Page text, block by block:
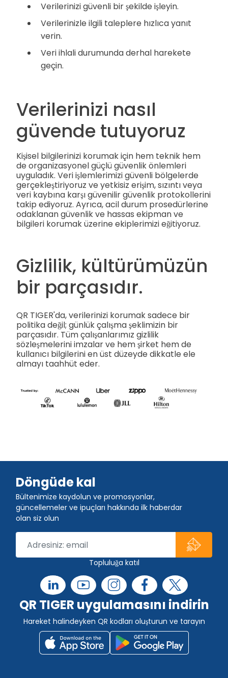
Verilerinizi güvenli bir şekilde işleyin.
Verilerinizle ilgili taleplere hızlıca yanıt
verin.
Veri ihlali durumunda derhal harekete
geçin.
Verilerinizi nasıl
güvende tutuyoruz
Kişisel bilgilerinizi korumak için hem teknik hem
de organizasyonel güçlü güvenlik önlemleri
uyguladık. Veri işlemlerimizi güvenli bölgelerde
gerçekleştiriyoruz ve yetkisiz erişim, sızıntı veya
veri kaybına karşı güvenilir güvenlik protokollerini
takip ediyoruz. Ayrıca, acil durum prosedürlerine
odaklanan güvenlik ve hassas ekipman ve
bilgileri korumak üzerine ekiplerimizi eğitiyoruz.
Gizlilik, kültürümüzün
bir parçasıdır.
QR TIGER'da, verilerinizi korumak sadece bir
politika değil; günlük çalışma şeklimizin bir
parçasıdır. Tüm çalışanlarımız gizlilik
sözleşmelerini imzalar ve hem şirket hem de
kullanıcı bilgilerini en üst düzeyde dikkatle ele
almayı taahhüt eder.
Döngüde kal
Bültenimize kaydolun ve promosyonlar,
güncellemeler ve ipuçları hakkında ilk haberdar
olan siz olun
Topluluğa katıl
QR TIGER uygulamasını indirin
Hareket halindeyken QR kodları oluşturun ve tarayın